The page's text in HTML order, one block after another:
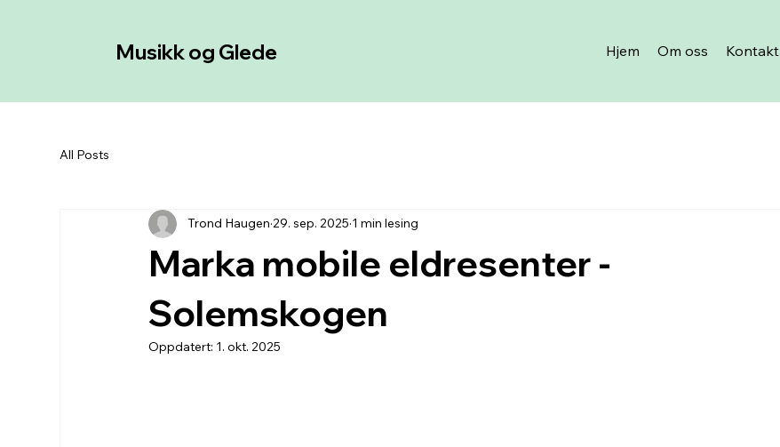
Musikk og Glede Hjem Om oss Kontakt
All Posts
Marka mobile eldresenter -
Solemskogen
Trond Haugen 29. sep. 2025 1 min lesing
Oppdatert: 1. okt. 2025